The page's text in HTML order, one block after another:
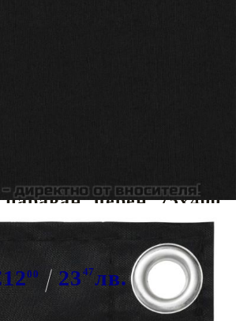
черен, 75x400
плат оксфорд
00 2347лв.